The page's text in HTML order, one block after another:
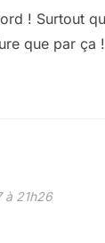
! Surtout
que par ça !
à 21h26